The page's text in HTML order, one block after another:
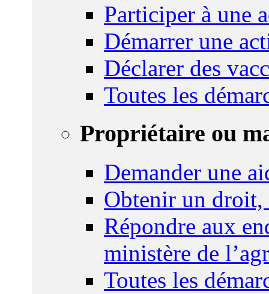
Participer à une
Démarrer une
Déclarer des
Toutes les
Propriétaire ou
Demander une
Obtenir un droit,
Répondre aux
ministère de
Toutes les